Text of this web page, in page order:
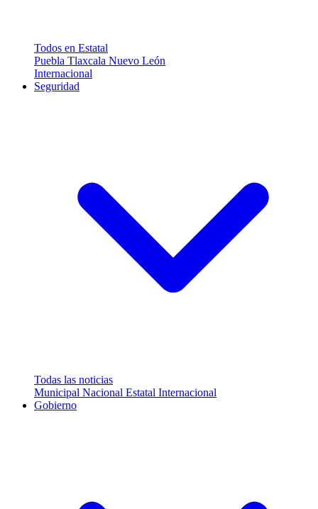
Todos en Estatal
Puebla Tlaxcala Nuevo León
Internacional
Seguridad
Todas las noticias
Municipal Nacional Estatal Internacional
Gobierno